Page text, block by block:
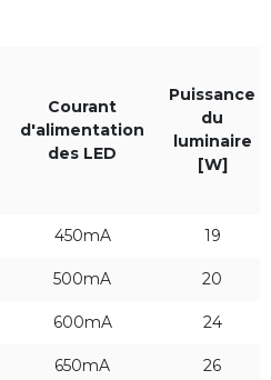
Courant
d'alimentation
des LED
Puissance
du
luminaire
[W]
450mA 19
500mA 20
600mA 24
650mA 26